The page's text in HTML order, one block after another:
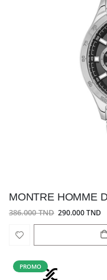
MONTRE HOMME
386.000 TND 290.000 TND
PROMO